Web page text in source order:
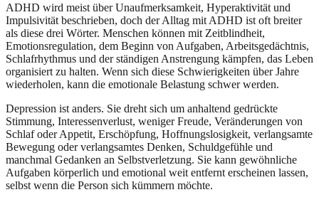
ADHD wird meist über Unaufmerksamkeit, Hyperaktivität und
Impulsivität beschrieben, doch der Alltag mit ADHD ist oft breiter
als diese drei Wörter. Menschen können mit Zeitblindheit,
Emotionsregulation, dem Beginn von Aufgaben, Arbeitsgedächtnis,
Schlafrhythmus und der ständigen Anstrengung kämpfen, das Leben
organisiert zu halten. Wenn sich diese Schwierigkeiten über Jahre
wiederholen, kann die emotionale Belastung schwer werden.
Depression ist anders. Sie dreht sich um anhaltend gedrückte
Stimmung, Interessenverlust, weniger Freude, Veränderungen von
Schlaf oder Appetit, Erschöpfung, Hoffnungslosigkeit, verlangsamte
Bewegung oder verlangsamtes Denken, Schuldgefühle und
manchmal Gedanken an Selbstverletzung. Sie kann gewöhnliche
Aufgaben körperlich und emotional weit entfernt erscheinen lassen,
selbst wenn die Person sich kümmern möchte.